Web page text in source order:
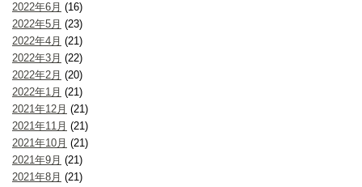
2022年6月 (16)
2022年5月 (23)
2022年4月 (21)
2022年3月 (22)
2022年2月 (20)
2022年1月 (21)
2021年12月 (21)
2021年11月 (21)
2021年10月 (21)
2021年9月 (21)
2021年8月 (21)